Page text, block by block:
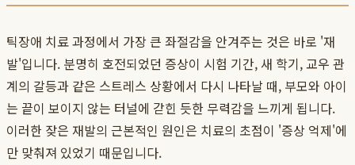
틱장애 치료 과정에서 가장 큰 좌절감을 안겨주는 것은 바로 '재
발'입니다. 분명히 호전되었던 증상이 시험 기간, 새 학기, 교우 관
계의 갈등과 같은 스트레스 상황에서 다시 나타날 때, 부모와 아이
는 끝이 보이지 않는 터널에 갇힌 듯한 무력감을 느끼게 됩니다.
이러한 잦은 재발의 근본적인 원인은 치료의 초점이 '증상 억제'에
만 맞춰져 있었기 때문입니다.